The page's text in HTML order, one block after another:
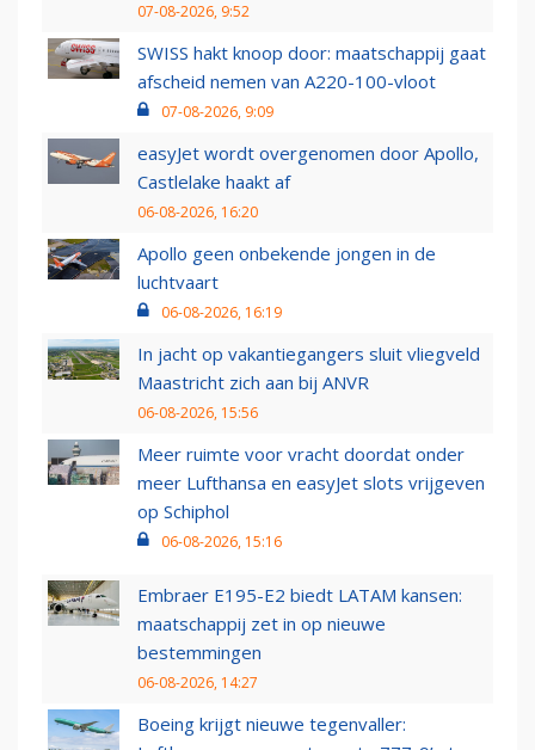
07-08-2026, 9:52
SWISS hakt knoop door: maatschappij gaat
afscheid nemen van A220-100-vloot
07-08-2026, 9:09
easyJet wordt overgenomen door Apollo,
Castlelake haakt af
06-08-2026, 16:20
Apollo geen onbekende jongen in de
luchtvaart
06-08-2026, 16:19
In jacht op vakantiegangers sluit vliegveld
Maastricht zich aan bij ANVR
06-08-2026, 15:56
Meer ruimte voor vracht doordat onder
meer Lufthansa en easyJet slots vrijgeven
op Schiphol
06-08-2026, 15:16
Embraer E195-E2 biedt LATAM kansen:
maatschappij zet in op nieuwe
bestemmingen
06-08-2026, 14:27
Boeing krijgt nieuwe tegenvaller: